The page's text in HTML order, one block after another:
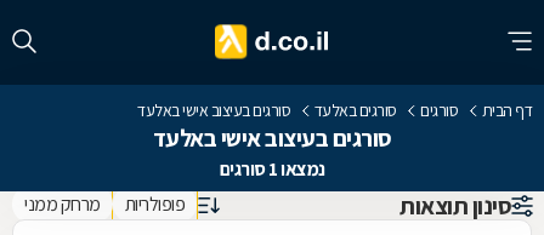
דף הבית סורגים סורגים באלעד סורגים בעיצוב אישי באלעד
סורגים בעיצוב אישי באלעד
נמצאו 1 סורגים
סינון תוצאות פופולריות מרחק ממני